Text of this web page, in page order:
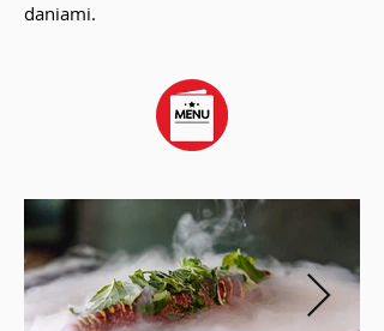
daniami.